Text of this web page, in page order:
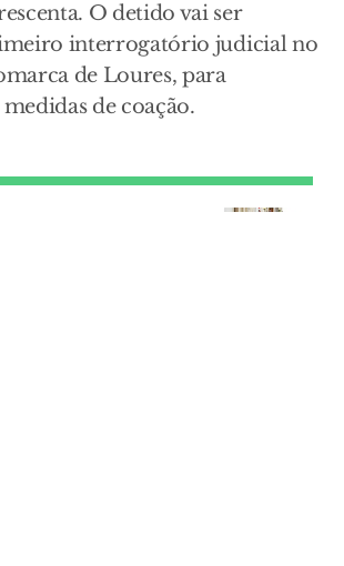
O detido vai ser
interrogatório judicial no
de Loures, para
de coação.